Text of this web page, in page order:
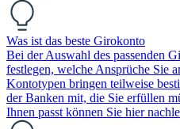
Was ist das beste Girokonto
Bei der Auswahl des passenden
festlegen, welche Ansprüche Sie
Kontotypen bringen teilweise
der Banken mit, die Sie erfüllen
Ihnen passt können Sie hier